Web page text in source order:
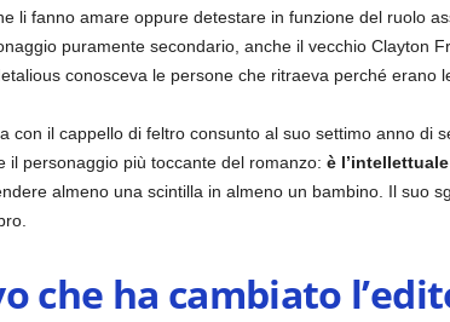
li fanno amare oppure detestare in funzione del ruolo
puramente secondario, anche il vecchio Clayton
conosceva le persone che ritraeva perché erano
con il cappello di feltro consunto al suo settimo anno di
il personaggio più toccante del romanzo: è
almeno una scintilla in almeno un bambino. Il suo
che ha cambiato